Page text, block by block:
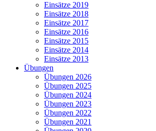
Einsätze 2019
Einsätze 2018
Einsätze 2017
Einsätze 2016
Einsätze 2015
Einsätze 2014
Einsätze 2013
Übungen
Übungen 2026
Übungen 2025
Übungen 2024
Übungen 2023
Übungen 2022
Übungen 2021